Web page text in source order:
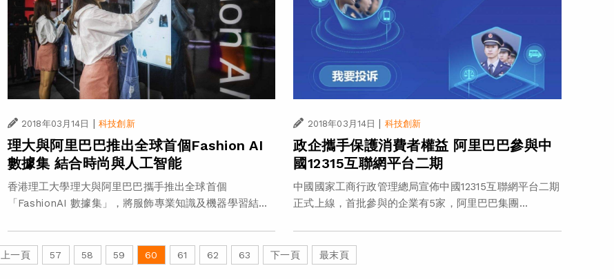
2018年03月14日 科技創新
理大與阿里巴巴推出全球首個Fashion AI
數據集 結合時尚與人工智能
香港理工大學理大與阿里巴巴攜手推出全球首個
「FashionAI 數據集」，將服飾專業知識及機器學習結...
2018年03月14日 科技創新
政企攜手保護消費者權益 阿里巴巴參與中
國12315互聯網平台二期
中國國家工商行政管理總局宣佈中國12315互聯網平台二期
正式上線，首批參與的企業有5家，阿里巴巴集團...
上一頁 57 58 59 60 61 62 63 下一頁 最末頁